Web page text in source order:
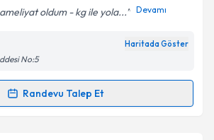
işlenmesine ilişkinAydınlatma
okudum ve kişisel verilerimin belirtilen
işlenmesini kabul ediyorum.
oldum - kg ile yola... Devamı
Haritada Göster
No:5
Randevu Talep Et
Talebi